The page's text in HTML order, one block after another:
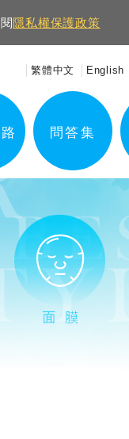
隱私權保護政策
繁體中文 English
問答集